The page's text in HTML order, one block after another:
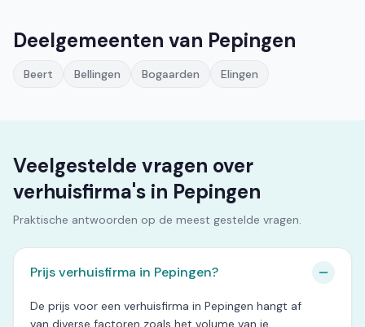
Deelgemeenten van Pepingen
Beert Bellingen Bogaarden Elingen
Veelgestelde vragen over
verhuisfirma's in Pepingen
Praktische antwoorden op de meest gestelde vragen.
Prijs verhuisfirma in Pepingen?
De prijs voor een verhuisfirma in Pepingen hangt af
van diverse factoren zoals het volume van je